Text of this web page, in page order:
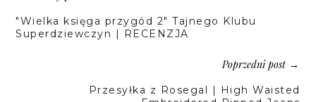
"Wielka księga przygód 2" Tajnego Klubu
Superdziewczyn | RECENZJA
Poprzedni post→
Przesyłka z Rosegal | High Waisted